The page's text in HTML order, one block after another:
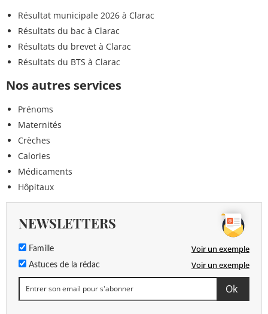
Résultat municipale 2026 à Clarac
Résultats du bac à Clarac
Résultats du brevet à Clarac
Résultats du BTS à Clarac
Nos autres services
Prénoms
Maternités
Crèches
Calories
Médicaments
Hôpitaux
NEWSLETTERS
Famille Voir un exemple
Astuces de la rédac Voir un exemple